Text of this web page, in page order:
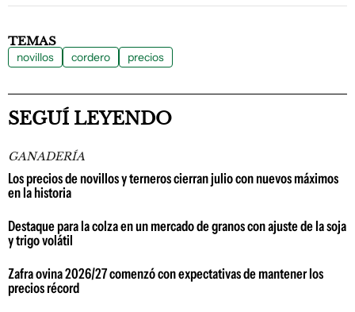
TEMAS
novillos cordero precios
SEGUÍ LEYENDO
GANADERÍA
Los precios de novillos y terneros cierran julio con nuevos máximos
en la historia
Destaque para la colza en un mercado de granos con ajuste de la soja
y trigo volátil
Zafra ovina 2026/27 comenzó con expectativas de mantener los
precios récord